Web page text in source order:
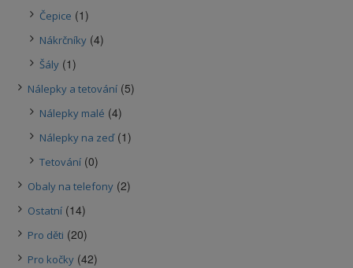
Čepice (1)
Nákrčníky (4)
Šály (1)
Nálepky a tetování (5)
Nálepky malé (4)
Nálepky na zeď (1)
Tetování (0)
Obaly na telefony (2)
Ostatní (14)
Pro děti (20)
Pro kočky (42)